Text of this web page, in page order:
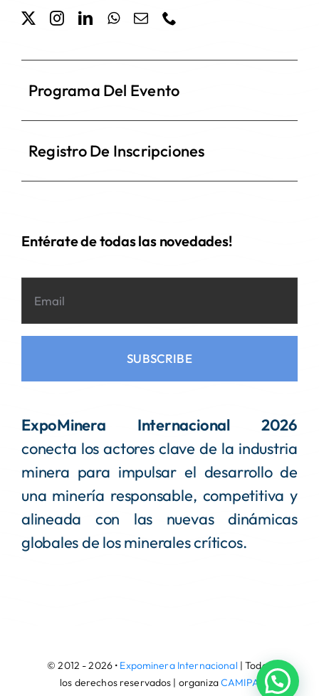
Programa Del Evento
Registro De Inscripciones
Entérate de todas las novedades!
SUBSCRIBE
ExpoMinera Internacional 2026
conecta los actores clave de la industria
minera para impulsar el desarrollo de
una minería responsable, competitiva y
alineada con las nuevas dinámicas
globales de los minerales críticos.
© 2012 - 2026 • Expominera Internacional | Todos
los derechos reservados | organizaCAMIPA